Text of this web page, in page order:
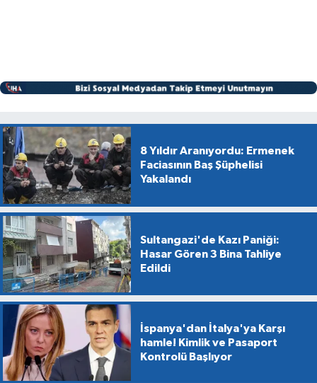
8 Yıldır Aranıyordu: Ermenek
Faciasının Baş Şüphelisi
Yakalandı
Sultangazi'de Kazı Paniği:
Hasar Gören 3 Bina Tahliye
Edildi
İspanya'dan İtalya'ya Karşı
hamle! Kimlik ve Pasaport
Kontrolü Başlıyor